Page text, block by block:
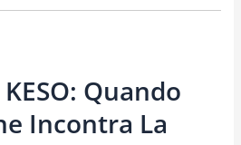
KESO: Quando
Incontra La